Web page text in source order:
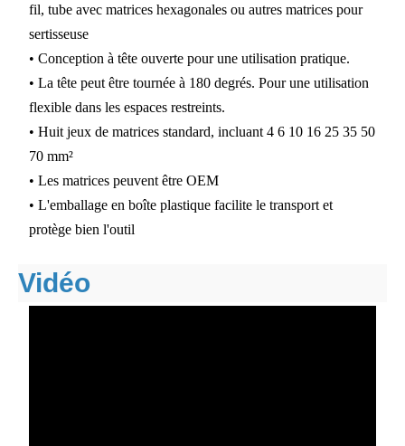
fil, tube avec matrices hexagonales ou autres matrices pour
sertisseuse
• Conception à tête ouverte pour une utilisation pratique.
• La tête peut être tournée à 180 degrés. Pour une utilisation
flexible dans les espaces restreints.
• Huit jeux de matrices standard, incluant 4 6 10 16 25 35 50
70 mm²
• Les matrices peuvent être OEM
• L'emballage en boîte plastique facilite le transport et
protège bien l'outil
Vidéo